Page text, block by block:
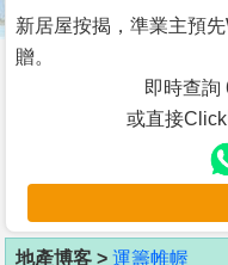
谷
按
客
新居屋按揭，準業主預
贈。
即時查詢
或直接
地產博客 > 運籌帷幄